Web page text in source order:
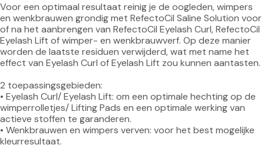
Voor een optimaal resultaat reinig je de oogleden, wimpers
en wenkbrauwen grondig met RefectoCil Saline Solution voor
of na het aanbrengen van RefectoCil Eyelash Curl, RefectoCil
Eyelash Lift of wimper- en wenkbrauwverf. Op deze manier
worden de laatste residuen verwijderd, wat met name het
effect van Eyelash Curl of Eyelash Lift zou kunnen aantasten.
2 toepassingsgebieden:
• Eyelash Curl/ Eyelash Lift: om een ​​optimale hechting op de
wimperrolletjes/ Lifting Pads en een optimale werking van
actieve stoffen te garanderen.
• Wenkbrauwen en wimpers verven: voor het best mogelijke
kleurresultaat.